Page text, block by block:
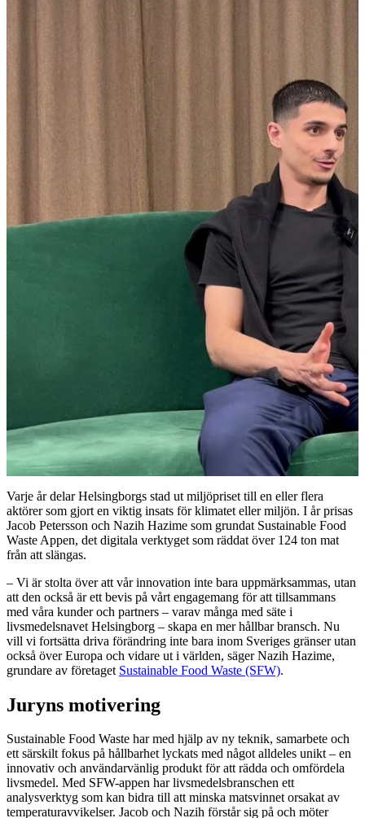
Varje år delar Helsingborgs stad ut miljöpriset till en eller flera
aktörer som gjort en viktig insats för klimatet eller miljön. I år prisas
Jacob Petersson och Nazih Hazime som grundat Sustainable Food
Waste Appen, det digitala verktyget som räddat över 124 ton mat
från att slängas.
– Vi är stolta över att vår innovation inte bara uppmärksammas, utan
att den också är ett bevis på vårt engagemang för att tillsammans
med våra kunder och partners – varav många med säte i
livsmedelsnavet Helsingborg – skapa en mer hållbar bransch. Nu
vill vi fortsätta driva förändring inte bara inom Sveriges gränser utan
också över Europa och vidare ut i världen, säger Nazih Hazime,
grundare av företaget Sustainable Food Waste (SFW).
Juryns motivering
Sustainable Food Waste har med hjälp av ny teknik, samarbete och
ett särskilt fokus på hållbarhet lyckats med något alldeles unikt – en
innovativ och användarvänlig produkt för att rädda och omfördela
livsmedel. Med SFW-appen har livsmedelsbranschen ett
analysverktyg som kan bidra till att minska matsvinnet orsakat av
temperaturavvikelser. Jacob och Nazih förstår sig på och möter